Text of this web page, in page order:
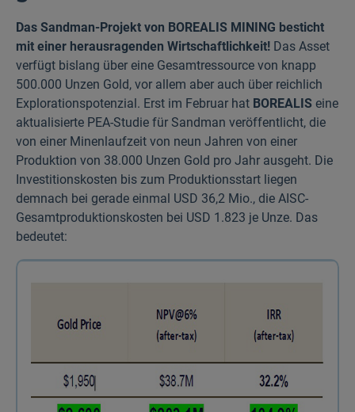
Das Sandman-Projekt von BOREALIS MINING besticht
mit einer herausragenden Wirtschaft­lichkeit! Das Asset
verfügt bislang über eine Gesamt­ressource von knapp
500.000 Unzen Gold, vor allem aber auch über reichlich
Explorations­potenzial. Erst im Februar hat BOREALIS eine
aktualisierte PEA-Studie für Sandman veröffentlicht, die
von einer Minenlaufzeit von neun Jahren von einer
Produktion von 38.000 Unzen Gold pro Jahr ausgeht. Die
Investitionskosten bis zum Produktionsstart liegen
demnach bei gerade einmal USD 36,2 Mio., die AISC-
Gesamtproduktionskosten bei USD 1.823 je Unze. Das
bedeutet: